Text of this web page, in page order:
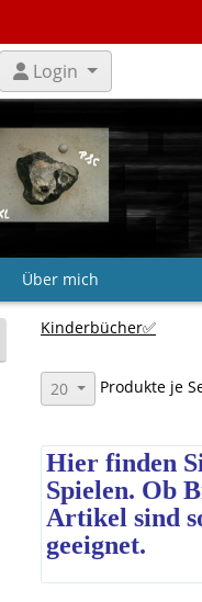
Login
Über mich
Kinderbücher✅
20 Produkte je
Hier finden
Spielen. Ob
Artikel sind
geeignet.